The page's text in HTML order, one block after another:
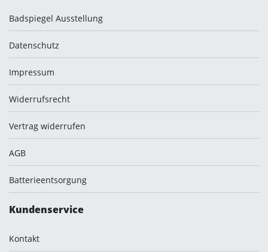
Badspiegel Ausstellung
Datenschutz
Impressum
Widerrufsrecht
Vertrag widerrufen
AGB
Batterieentsorgung
Kundenservice
Kontakt